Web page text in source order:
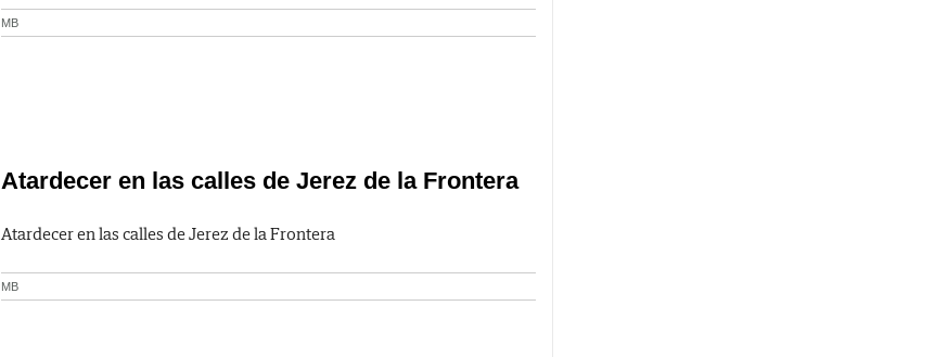
MB
Atardecer en las calles de Jerez de la Frontera
Atardecer en las calles de Jerez de la Frontera
MB